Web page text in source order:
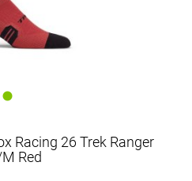
Racing 26 Trek Ranger
Red